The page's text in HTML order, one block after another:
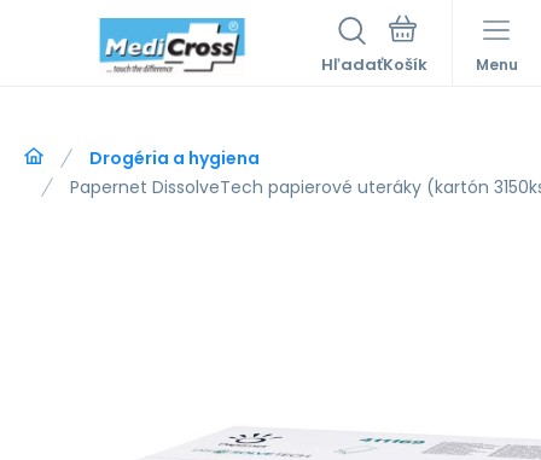
Hľadať Menu
Drogéria a hygiena
Papernet DissolveTech papierové uteráky (kartón